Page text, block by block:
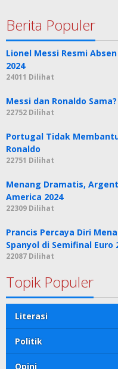
Berita Populer
Lionel Messi Resmi
2024
24011 Dilihat
Messi dan Ronaldo Sama?
22752 Dilihat
Portugal Tidak
Ronaldo
22751 Dilihat
Menang Dramatis,
America 2024
22309 Dilihat
Prancis Percaya Diri
Spanyol di Semifinal Euro
22087 Dilihat
Topik Populer
Literasi
Politik
Opini